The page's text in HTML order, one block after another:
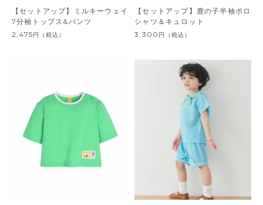
【セットアップ】ミルキーウェイ
7分袖トップス&パンツ
2,475円 （税込）
【セットアップ】鹿の子半袖ポロ
シャツ＆キュロット
3,300 円 （税込）